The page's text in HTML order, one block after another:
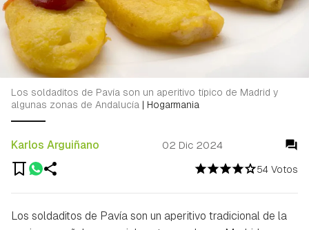
54 Votos
Karlos Arguiñano 02 Dic 2024
Los soldaditos de Pavía son un aperitivo típico de Madrid y
algunas zonas de Andalucía | Hogarmania
Los soldaditos de Pavía son un aperitivo tradicional de la